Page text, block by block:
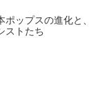
ップスの進化と、
ストたち